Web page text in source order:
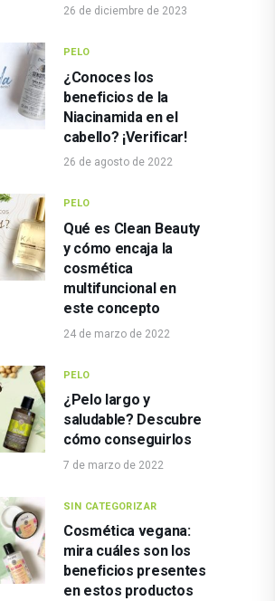
26 de diciembre de 2023
PELO
¿Conoces los
beneficios de la
Niacinamida en el
cabello? ¡Verificar!
26 de agosto de 2022
PELO
Qué es Clean Beauty
y cómo encaja la
cosmética
multifuncional en
este concepto
24 de marzo de 2022
PELO
¿Pelo largo y
saludable? Descubre
cómo conseguirlos
7 de marzo de 2022
SIN CATEGORIZAR
Cosmética vegana:
mira cuáles son los
beneficios presentes
en estos productos